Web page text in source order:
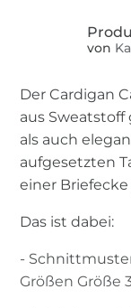
von
Der Cardigan
aus
als auch
aufgesetzten
einer
Das ist dabei:
-
Größen Größe